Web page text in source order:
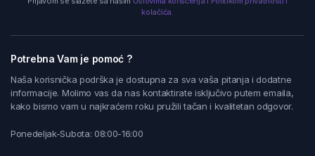
kolačića.
Potrebna Vam je pomoć ?
Naša korisnička podrška je dostupna za sva vaša pitanja i dodatne
informacije. Molimo vas da nas kontaktirate isključivo putem emaila,
kako bismo vam u najkraćem roku pružili tačan i kvalitetan odgovor.
Ponedeljak-Subota: 08:00-16:00